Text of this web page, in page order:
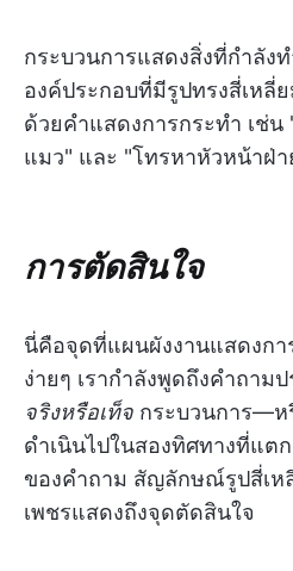
กระบวนการแสดงสิ่งที่กำลัง
องค์ประกอบที่มีรูปทรงสี่เหลี่
ด้วยคำแสดงการกระทำ เช่น
แมว" และ "โทรหาหัวหน้าฝ่
การตัดสินใจ
นี่คือจุดที่แผนผังงานแสดงก
ง่ายๆ เรากำลังพูดถึงคำถามป
จริงหรือเท็จ กระบวนการ—
ดำเนินไปในสองทิศทางที่แ
ของคำถาม สัญลักษณ์รูปสี่เ
เพชรแสดงถึงจุดตัดสินใจ